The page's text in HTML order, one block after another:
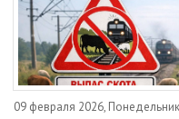
09 февраля 2026, Понедельник